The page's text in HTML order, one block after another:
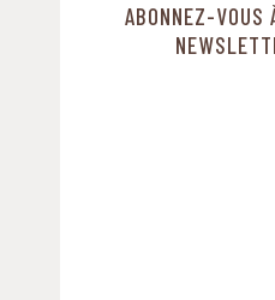
ABONNEZ-VOUS